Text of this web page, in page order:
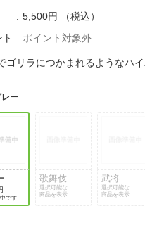
お客様サポート
5,500円
（税込）
ポイント対象外
ゴリラにつかまれるような
レー
です
歌舞伎
選択可能な
商品を表示
武将
選択可能な
商品を表示